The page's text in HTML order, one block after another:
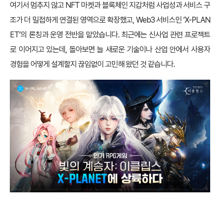
여기서 멈추지 않고 NFT 마켓과 블록체인 지갑처럼 사업성과 서비스 구
조가 더 밀접하게 연결된 영역으로 확장했고, Web3 서비스인 ‘X-PLAN
ET’의 론칭과 운영 전반을 맡았습니다. 최근에는 신사업 관련 프로젝트
로 이어지고 있는데, 돌아보면 늘 새로운 기술이나 산업 안에서 사용자
경험을 어떻게 설계할지 끊임없이 고민해 왔던 것 같습니다.